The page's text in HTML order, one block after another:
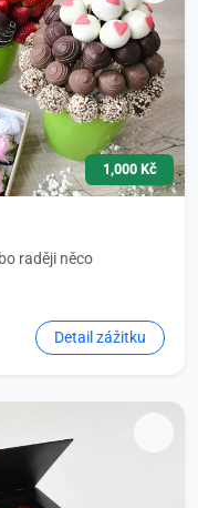
1,000 Kč
raději něco
Detail zážitku